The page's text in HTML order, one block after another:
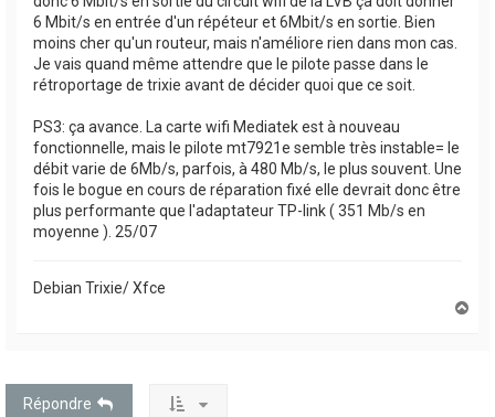
6 Mbit/s en entrée d'un répéteur et 6Mbit/s en sortie. Bien
moins cher qu'un routeur, mais n'améliore rien dans mon cas.
Je vais quand même attendre que le pilote passe dans le
rétroportage de trixie avant de décider quoi que ce soit.
PS3: ça avance. La carte wifi Mediatek est à nouveau
fonctionnelle, mais le pilote mt7921e semble très instable= le
débit varie de 6Mb/s, parfois, à 480 Mb/s, le plus souvent. Une
fois le bogue en cours de réparation fixé elle devrait donc être
plus performante que l'adaptateur TP-link ( 351 Mb/s en
moyenne ). 25/07
Debian Trixie/ Xfce
Répondre